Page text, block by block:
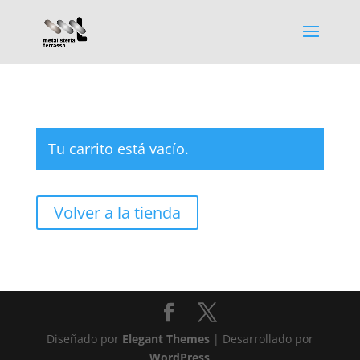
Tu carrito está vacío.
Volver a la tienda
Diseñado por Elegant Themes| Desarrollado por